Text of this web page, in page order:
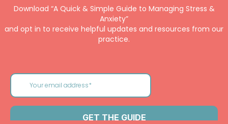
Download “A Quick & Simple Guide to Managing Stress &
Anxiety”
and opt in to receive helpful updates and resources from our
practice.